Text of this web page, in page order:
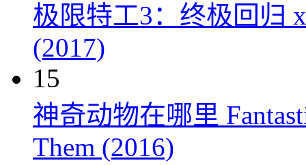
极限特工3：终极回归
(2017)
15
神奇动物在哪里
Them (2016)